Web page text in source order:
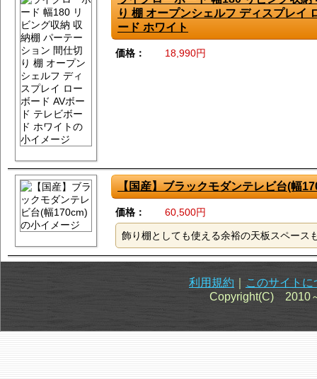
り 棚 オープンシェルフ ディスプレイ
ード ホワイト
価格： 18,990円
【国産】ブラックモダンテレビ台(幅
価格： 60,500円
飾り棚としても使える余裕の天板スペース
利用規約
このサイトに
Copyright(C) 2010